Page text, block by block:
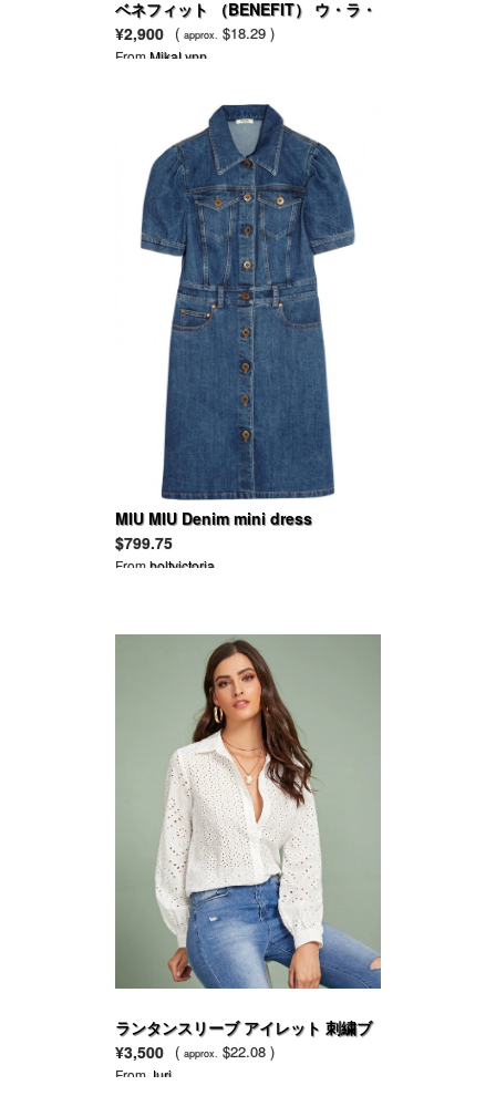
ベネフィット （BENEFIT） ウ・ラ・
リフト
¥2,900 ( approx. $18.29 )
FromMikaLynn
MIU MIU Denim mini dress
$799.75
Fromholtvictoria
ランタンスリーブ アイレット 刺繍ブ
ラウス
¥3,500 ( approx. $22.08 )
From Juri